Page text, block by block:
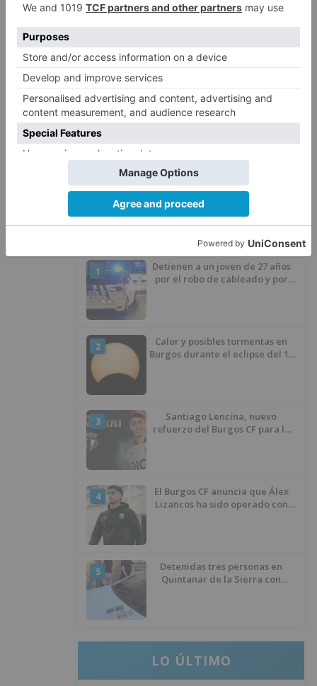
desplegado un operativo importante formado
por diez agentes de la Policía Local, doce
bomberos, además de varios técnicos de obras
y un arquitecto.
explosión vivienda calle
modesto
1
Detienen a un joven de 27 años
por el robo de cableado y por
2
Calor y posibles tormentas en
Burgos durante el eclipse del 12
3
Santiago Lencina, nuevo
refuerzo del Burgos CF para la
4
El Burgos CF anuncia que Álex
Lizancos ha sido operado con
5
Detenidas tres personas en
Quintanar de la Sierra con
LO ÚLTIMO